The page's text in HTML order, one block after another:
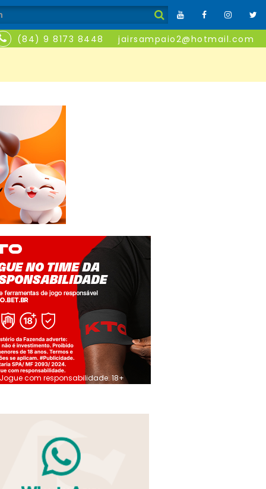
(84) 9 8173 8448 jairsampaio2@hotmail.com
Jogue com responsabilidade. 18+